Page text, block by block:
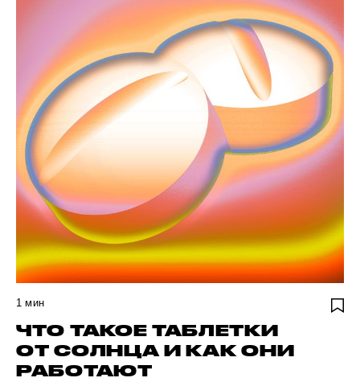
1 мин
ЧТО ТАКОЕ ТАБЛЕТКИ
ОТ СОЛНЦА И КАК ОНИ
РАБОТАЮТ